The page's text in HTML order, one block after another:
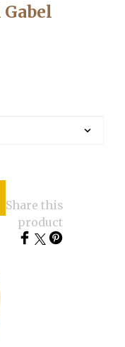
Gabel
Share this
product